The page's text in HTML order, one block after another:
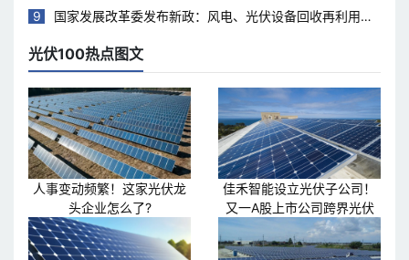
热度持续升温
9
国家发展改革委发布新政：风电、光伏设备回收再利用，
光伏100热点图文
人事变动频繁！这家光伏龙
头企业怎么了?
佳禾智能设立光伏子公司！
又一A股上市公司跨界光伏